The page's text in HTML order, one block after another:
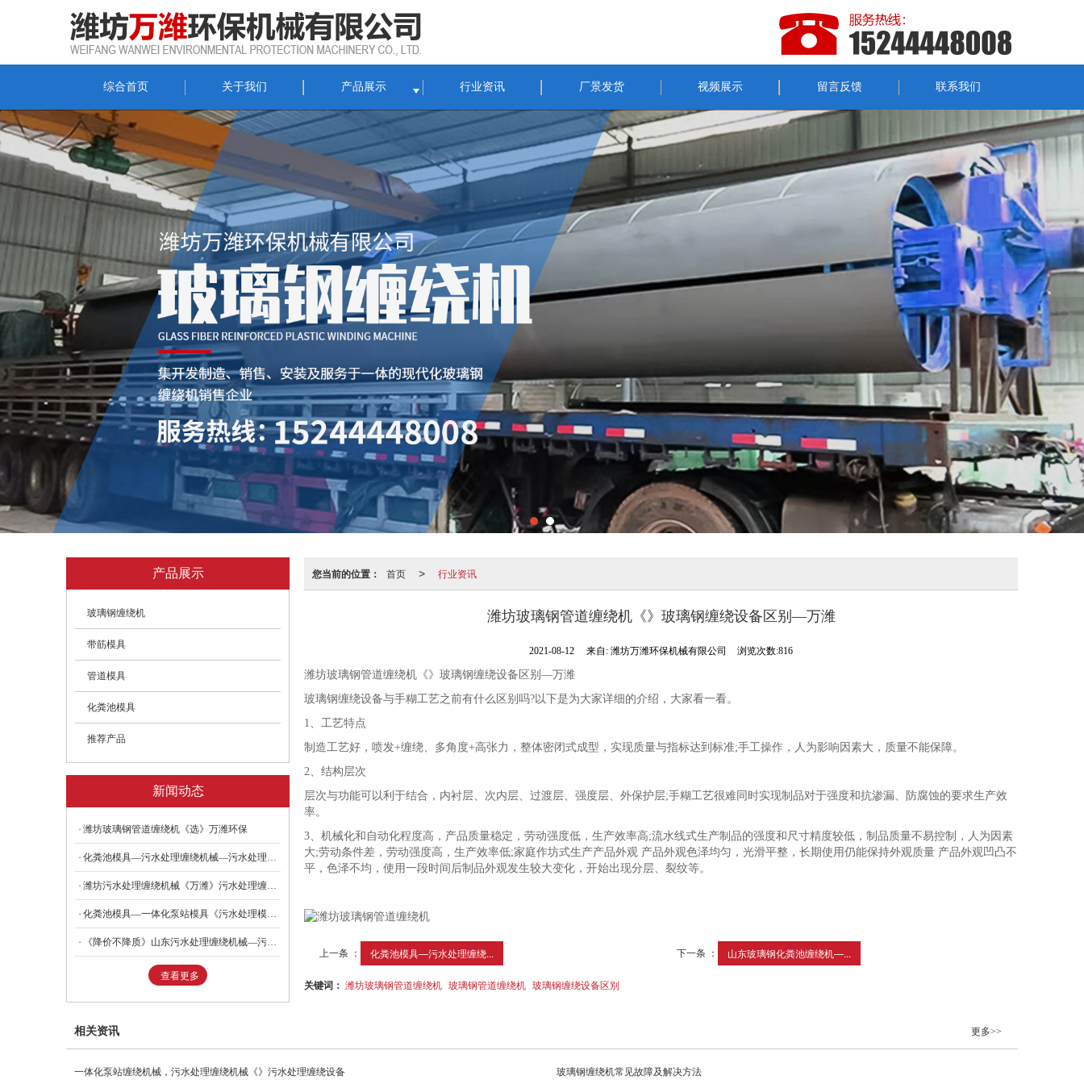
综合首页 关于我们 产品展示 行业资讯 厂景发货 视频展示 留言反馈 联系我们
您当前的位置： 首页 > 行业资讯
潍坊玻璃钢管道缠绕机《》玻璃钢缠绕设备区别—万潍
2021-08-12 来自: 潍坊万潍环保机械有限公司 浏览次数:816
潍坊玻璃钢管道缠绕机《》玻璃钢缠绕设备区别—万潍
玻璃钢缠绕设备与手糊工艺之前有什么区别吗?以下是为大家详细的介绍，大家看一看。
1、工艺特点
制造工艺好，喷发+缠绕、多角度+高张力，整体密闭式成型，实现质量与指标达到标准;手工操作，人为影响因素大，质量不能保障。
2、结构层次
层次与功能可以利于结合，内衬层、次内层、过渡层、强度层、外保护层;手糊工艺很难同时实现制品对于强度和抗渗漏、防腐蚀的要求生产效
率。
3、机械化和自动化程度高，产品质量稳定，劳动强度低，生产效率高;流水线式生产制品的强度和尺寸精度较低，制品质量不易控制，人为因素
大;劳动条件差，劳动强度高，生产效率低;家庭作坊式生产产品外观 产品外观色泽均匀，光滑平整，长期使用仍能保持外观质量 产品外观凹凸不
平，色泽不均，使用一段时间后制品外观发生较大变化，开始出现分层、裂纹等。
上一条 ： 化粪池模具—污水处理缠绕... 下一条 ： 山东玻璃钢化粪池缠绕机—...
关键词： 潍坊玻璃钢管道缠绕机 玻璃钢管道缠绕机 玻璃钢缠绕设备区别
产品展示
玻璃钢缠绕机
带筋模具
管道模具
化粪池模具
推荐产品
新闻动态
潍坊玻璃钢管道缠绕机《选》万潍环保
化粪池模具—污水处理缠绕机械—污水处理缠绕设备—万潍
潍坊污水处理缠绕机械《万潍》污水处理缠绕设备哪家好—点击了解
化粪池模具—一体化泵站模具《污水处理模具》型号全！价格合适！
《降价不降质》山东污水处理缠绕机械—污水处理缠绕设备《万潍》
查看更多
相关资讯 更多>>
一体化泵站缠绕机械，污水处理缠绕机械《》污水处理缠绕设备 玻璃钢缠绕机常见故障及解决方法